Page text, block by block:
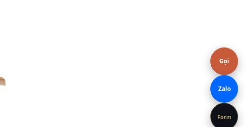
Gọi
Zalo
Form